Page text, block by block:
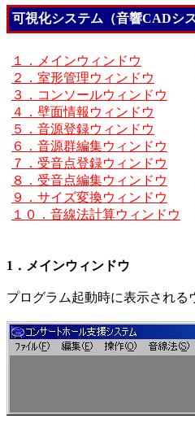
可視化システム（音響CADシ
１．メインウィンドウ
２．室形管理ウィンドウ
３．コンソールウィンドウ
４．壁面情報ウィンドウ
５．音源登録ウィンドウ
６．音源群編集ウィンドウ
７．受音点登録ウィンドウ
８．受音点編集ウィンドウ
９．サイズ変換ウィンドウ
１０．音線法計算ウィンドウ
1．メインウィンドウ
プログラム起動時に表示され